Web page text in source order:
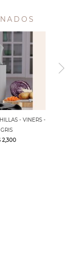
- VINERS -
GRIS
2,300